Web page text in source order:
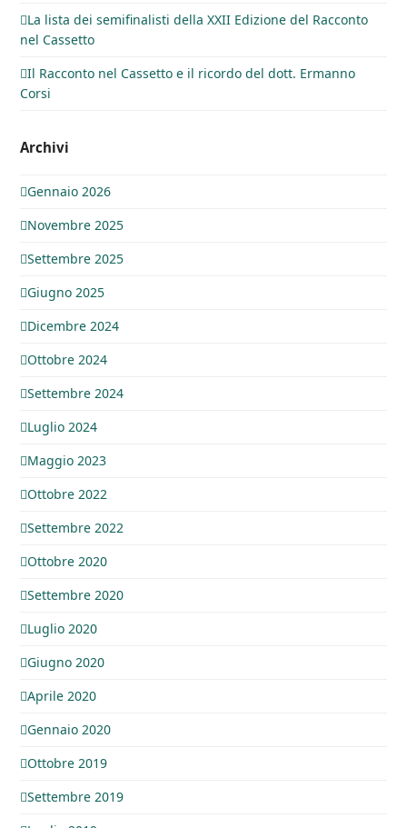
La lista dei semifinalisti della XXII Edizione del Racconto
nel Cassetto
Il Racconto nel Cassetto e il ricordo del dott. Ermanno
Corsi
Archivi
Gennaio 2026
Novembre 2025
Settembre 2025
Giugno 2025
Dicembre 2024
Ottobre 2024
Settembre 2024
Luglio 2024
Maggio 2023
Ottobre 2022
Settembre 2022
Ottobre 2020
Settembre 2020
Luglio 2020
Giugno 2020
Aprile 2020
Gennaio 2020
Ottobre 2019
Settembre 2019